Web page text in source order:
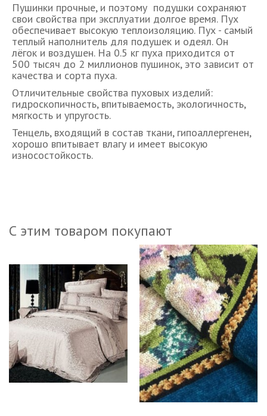
Пушинки прочные, и поэтому подушки сохраняют
свои свойства при эксплуатии долгое время. Пух
обеспечивает высокую теплоизоляцию. Пух - самый
теплый наполнитель для подушек и одеял. Он
лёгок и воздушен. На 0.5 кг пуха приходится от
500 тысяч до 2 миллионов пушинок, это зависит от
качества и сорта пуха.
Отличительные свойства пуховых изделий:
гидроскопичность, впитываемость, экологичность,
мягкость и упругость.
Тенцель, входящий в состав ткани, гипоаллергенен,
хорошо впитывает влагу и имеет высокую
износостойкость.
С этим товаром покупают